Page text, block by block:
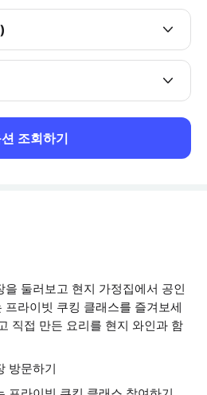
조회하기
둘러보고 현지 가정집에서 공인
라이빗 쿠킹 클래스를 즐겨보세
직접 만든 요리를 현지 와인과 함
방문하기